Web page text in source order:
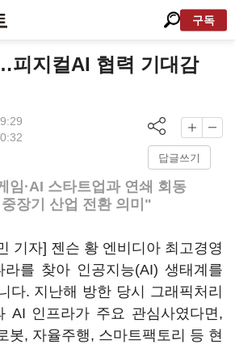
구독
피지컬AI 협력 기대감
답글쓰기
임·AI 스타트업과 연쇄 회동
장기 산업 전환 의미"
기자] 젠슨 황 엔비디아 최고경영
라를 찾아 인공지능(AI) 생태계를
다. 지난해 방한 당시 그래픽처리
AI 인프라가 주요 관심사였다면,
봇, 자율주행, 스마트팩토리 등 현